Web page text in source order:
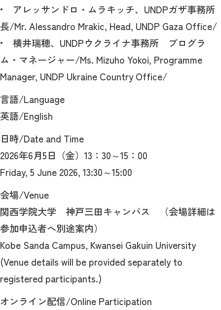
• アレッサンドロ・ムラキッチ、UNDPガザ事務所
長/Mr. Alessandro Mrakic, Head, UNDP Gaza Office/
• 横井瑞穂、UNDPウクライナ事務所 プログラ
ム・マネージャー/Ms. Mizuho Yokoi, Programme
Manager, UNDP Ukraine Country Office/
言語/Language
英語/English
日時/Date and Time
2026年6月5日（金）13：30～15：00
Friday, 5 June 2026, 13:30～15:00
会場/Venue
関西学院大学 神戸三田キャンパス （会場詳細は
参加申込者へ別途案内）
Kobe Sanda Campus, Kwansei Gakuin University
(Venue details will be provided separately to
registered participants.)
オンライン配信/Online Participation